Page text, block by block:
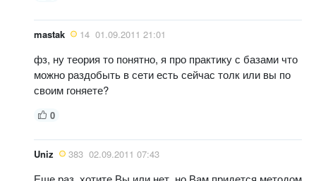
mastak 14 01.09.2011 21:01
фз, ну теория то понятно, я про практику с базами что
можно раздобыть в сети есть сейчас толк или вы по
своим гоняете?
0
Uniz 383 02.09.2011 07:43